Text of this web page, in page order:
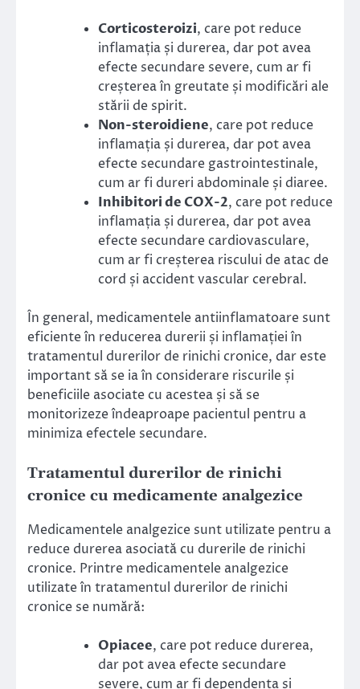
Corticosteroizi, care pot reduce
inflamația și durerea, dar pot avea
efecte secundare severe, cum ar fi
creșterea în greutate și modificări ale
stării de spirit.
Non-steroidiene, care pot reduce
inflamația și durerea, dar pot avea
efecte secundare gastrointestinale,
cum ar fi dureri abdominale și diaree.
Inhibitori de COX-2, care pot reduce
inflamația și durerea, dar pot avea
efecte secundare cardiovasculare,
cum ar fi creșterea riscului de atac de
cord și accident vascular cerebral.
În general, medicamentele antiinflamatoare sunt
eficiente în reducerea durerii și inflamației în
tratamentul durerilor de rinichi cronice, dar este
important să se ia în considerare riscurile și
beneficiile asociate cu acestea și să se
monitorizeze îndeaproape pacientul pentru a
minimiza efectele secundare.
Tratamentul durerilor de rinichi
cronice cu medicamente analgezice
Medicamentele analgezice sunt utilizate pentru a
reduce durerea asociată cu durerile de rinichi
cronice. Printre medicamentele analgezice
utilizate în tratamentul durerilor de rinichi
cronice se numără:
Opiacee, care pot reduce durerea,
dar pot avea efecte secundare
severe, cum ar fi dependența și